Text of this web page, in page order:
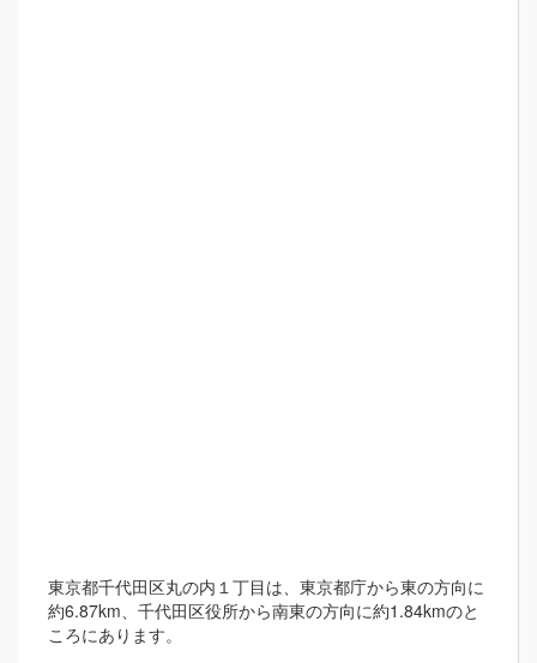
東京都千代田区丸の内１丁目は、東京都庁から東の方向に
約6.87km、千代田区役所から南東の方向に約1.84kmのと
ころにあります。